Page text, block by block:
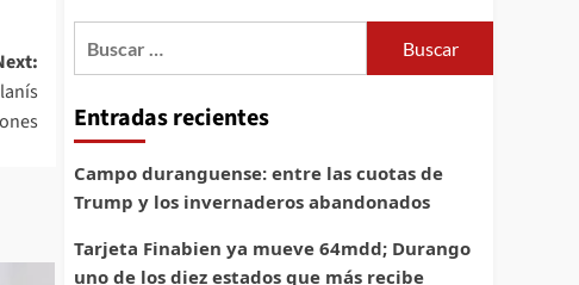
Entradas recientes
Campo duranguense: entre las cuotas de
Trump y los invernaderos abandonados
Tarjeta Finabien ya mueve 64mdd; Durango
uno de los diez estados que más recibe